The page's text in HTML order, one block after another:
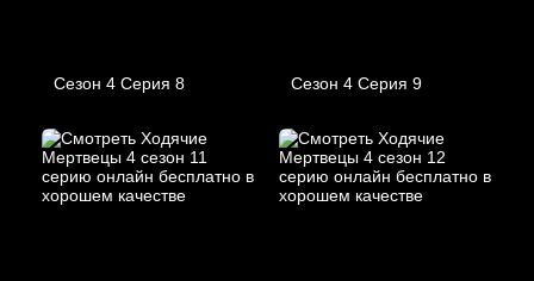
Сезон 4 Серия 8 Сезон 4 Серия 9